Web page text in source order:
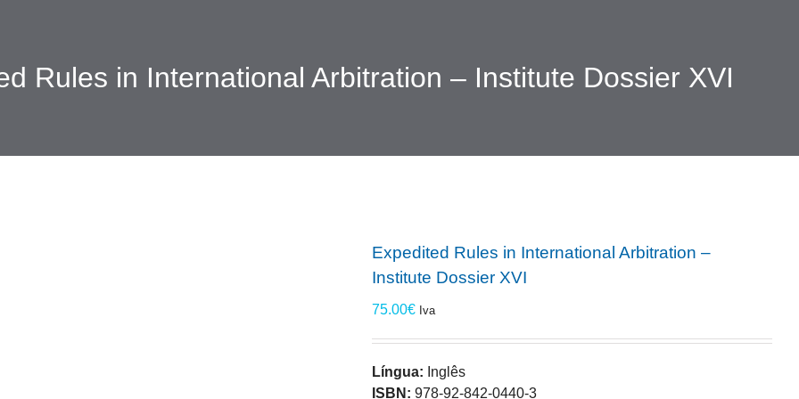
Rules in International Arbitration – Institute Dossier XVI
Expedited Rules in International Arbitration –
Institute Dossier XVI
75.00€ Iva
Língua: Inglês
ISBN: 978-92-842-0440-3